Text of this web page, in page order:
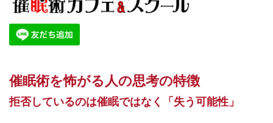
催眠術を怖がる人の思考の特徴
拒否しているのは催眠ではなく「失う可能性」